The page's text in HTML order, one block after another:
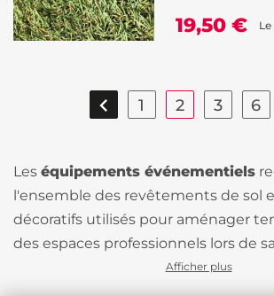
19,50 € Le
 1 2 3 6
Les équipements événementiels
l'ensemble des revêtements de sol
décoratifs utilisés pour aménager
des espaces professionnels lors de
expositions ou stands. Ces produits
Afficher plus